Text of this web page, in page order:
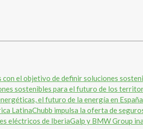
sostenibles para el futuro de los
el futuro de la energía en España
Chubb impulsa la oferta de
Galp y BMW Group